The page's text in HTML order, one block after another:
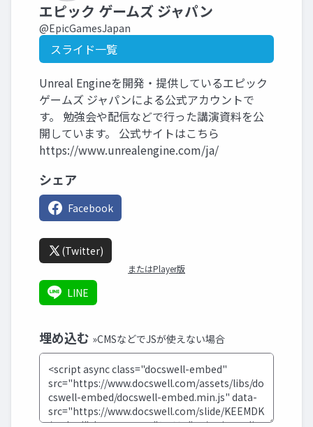
エピック ゲームズ ジャパン
@EpicGamesJapan
スライド一覧
Unreal Engineを開発・提供しているエピック
ゲームズ ジャパンによる公式アカウントで
す。 勉強会や配信などで行った講演資料を公
開しています。 公式サイトはこちら
https://www.unrealengine.com/ja/
シェア
Facebook
(Twitter)
またはPlayer版
LINE
埋め込む »CMSなどでJSが使えない場合